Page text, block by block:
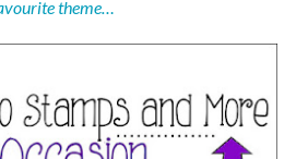
theme…